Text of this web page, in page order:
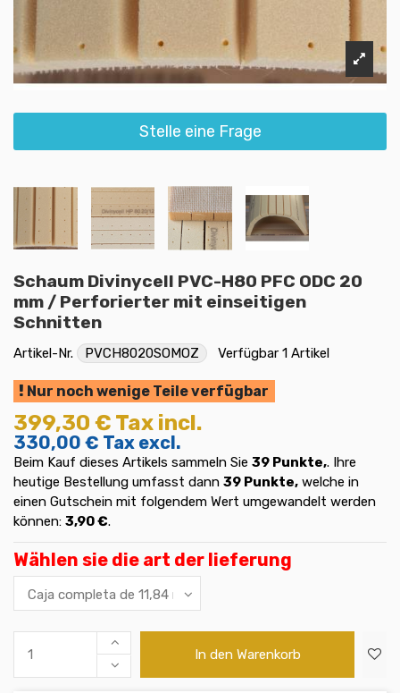
Stelle eine Frage
Schaum Divinycell PVC-H80 PFC ODC 20
mm / Perforierter mit einseitigen
Schnitten
Artikel-Nr. PVCH8020SOMOZ Verfügbar 1 Artikel
Nur noch wenige Teile verfügbar
399,30 € Tax incl.
330,00 € Tax excl.
Beim Kauf dieses Artikels sammeln Sie 39 Punkte,. Ihre
heutige Bestellung umfasst dann 39 Punkte, welche in
einen Gutschein mit folgendem Wert umgewandelt werden
können: 3,90 €.
Wählen sie die art der lieferung
In den Warenkorb